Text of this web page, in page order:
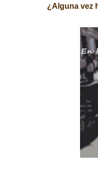
¿Alguna vez